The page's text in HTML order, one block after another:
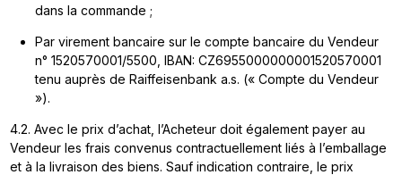
dans la commande ;
Par virement bancaire sur le compte bancaire du Vendeur
n° 1520570001/5500, IBAN: CZ6955000000001520570001
tenu auprès de Raiffeisenbank a.s. (« Compte du Vendeur
»).
4.2. Avec le prix d’achat, l’Acheteur doit également payer au
Vendeur les frais convenus contractuellement liés à l’emballage
et à la livraison des biens. Sauf indication contraire, le prix